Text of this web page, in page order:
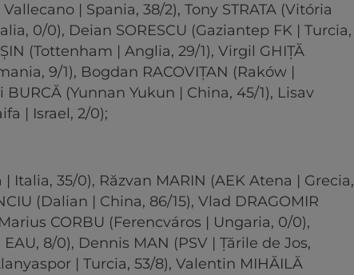
| Spania, 38/2), Tony STRATA (Vitória
0/0), Deian SORESCU (Gaziantep FK | Turcia,
(Tottenham | Anglia, 29/1), Virgil GHIȚĂ
9/1), Bogdan RACOVIȚAN (Raków |
BURCĂ (Yunnan Yukun | China, 45/1), Lisav
| Israel, 2/0);
Italia, 35/0), Răzvan MARIN (AEK Atena | Grecia,
(Dalian | China, 86/15), Vlad DRAGOMIR
CORBU (Ferencváros | Ungaria, 0/0),
8/0), Dennis MAN (PSV | Țările de Jos,
| Turcia, 53/8), Valentin MIHĂILĂ